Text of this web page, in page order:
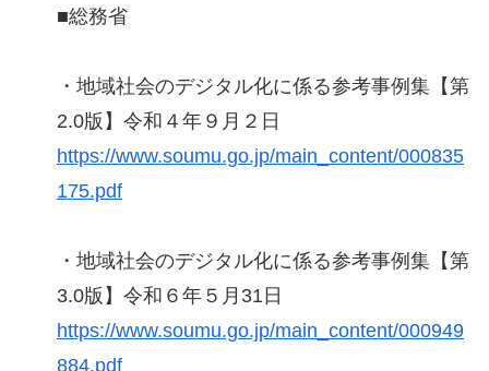
■総務省
・地域社会のデジタル化に係る参考事例集【第
2.0版】令和４年９月２日
https://www.soumu.go.jp/main_content/000835
175.pdf
・地域社会のデジタル化に係る参考事例集【第
3.0版】令和６年５月31日
https://www.soumu.go.jp/main_content/000949
884.pdf